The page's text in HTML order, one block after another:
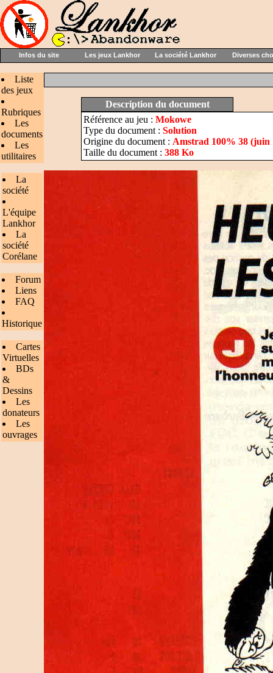
Infos du site Les jeux Lankhor La société Lankhor Diverses
Liste
des jeux
Rubriques
Les
documents
Les
utilitaires
La
société
L'équipe
Lankhor
La
société
Corélane
Forum
Liens
FAQ
Historique
Cartes
Virtuelles
BDs
&
Dessins
Les
donateurs
Les
ouvrages
Description du document
Référence au jeu : Mokowe
Type du document : Solution
Origine du document : Amstrad 100% 38 (juin
Taille du document : 388 Ko